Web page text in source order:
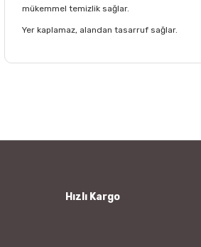
mükemmel temizlik sağlar.
Yer kaplamaz, alandan tasarruf sağlar.
Ürün bilgilerinde hatalar bulunuyor.
Hızlı Kargo